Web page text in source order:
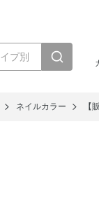
ネイルカラー 【